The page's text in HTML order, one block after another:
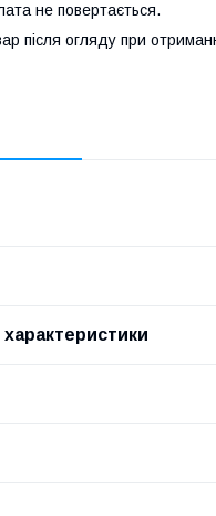
не повертається.
після огляду при